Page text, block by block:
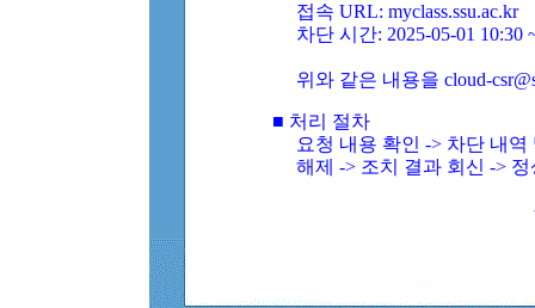
접속 URL: myclass.ssu.ac.kr
차단 시간: 2025-05-01 10:30
위와 같은 내용을 cloud-
■ 처리 절차
요청 내용 확인 -> 차단 내
해제 -> 조치 결과 회신 ->